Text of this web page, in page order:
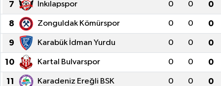
7 İnkılapspor 0 0 0
8 Zonguldak Kömürspor 0 0 0
9 Karabük İdman Yurdu 0 0 0
10 Kartal Bulvarspor 0 0 0
11 Karadeniz Ereğli BSK 0 0 0